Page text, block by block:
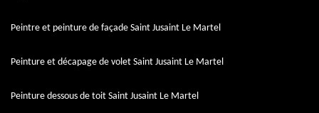
Peintre et peinture de façade Saint Jusaint Le Martel
Peinture et décapage de volet Saint Jusaint Le Martel
Peinture dessous de toit Saint Jusaint Le Martel